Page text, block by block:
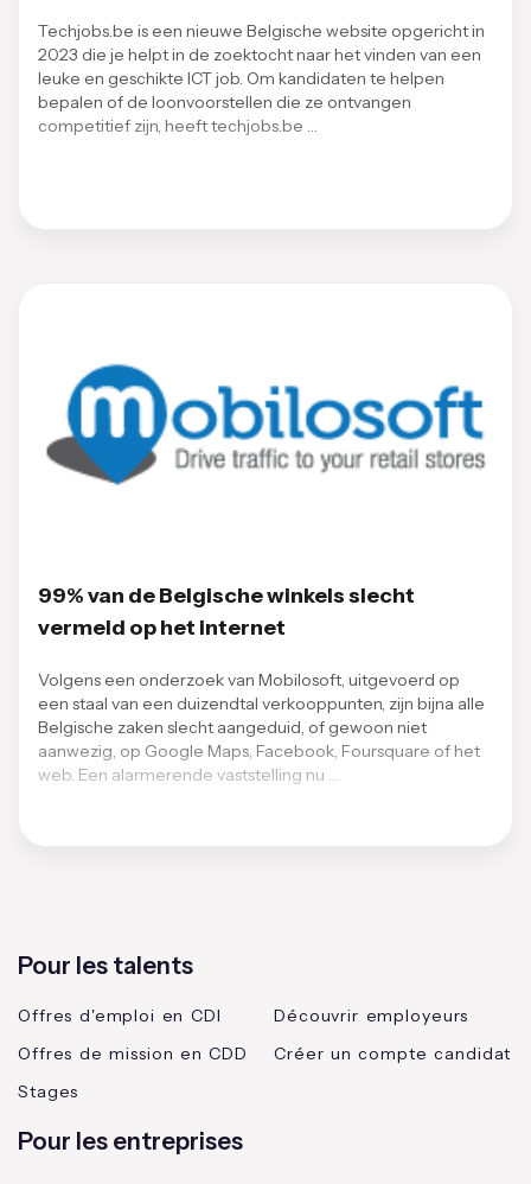
Techjobs.be is een nieuwe Belgische website opgericht in
2023 die je helpt in de zoektocht naar het vinden van een
leuke en geschikte ICT job. Om kandidaten te helpen
bepalen of de loonvoorstellen die ze ontvangen
competitief zijn, heeft techjobs.be …
99% van de Belgische winkels slecht
vermeld op het internet
Volgens een onderzoek van Mobilosoft, uitgevoerd op
een staal van een duizendtal verkooppunten, zijn bijna alle
Belgische zaken slecht aangeduid, of gewoon niet
aanwezig, op Google Maps, Facebook, Foursquare of het
web. Een alarmerende vaststelling nu …
Pour les talents
Offres d'emploi en CDI
Offres de mission en CDD
Stages
Découvrir employeurs
Créer un compte candidat
Pour les entreprises